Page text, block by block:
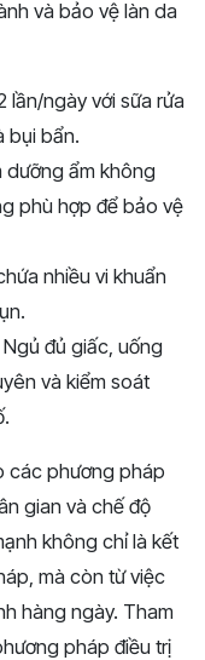
và bảo vệ làn da
lần/ngày với sữa rửa
bụi bẩn.
dưỡng ẩm không
phù hợp để bảo vệ
nhiều vi khuẩn
Ngủ đủ giấc, uống
và kiểm soát
các phương pháp
gian và chế độ
không chỉ là kết
mà còn từ việc
hàng ngày. Tham
pháp điều trị